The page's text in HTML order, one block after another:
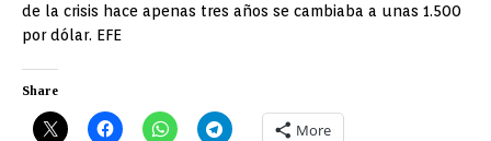
de la crisis hace apenas tres años se cambiaba a unas 1.500
por dólar. EFE
Share
More